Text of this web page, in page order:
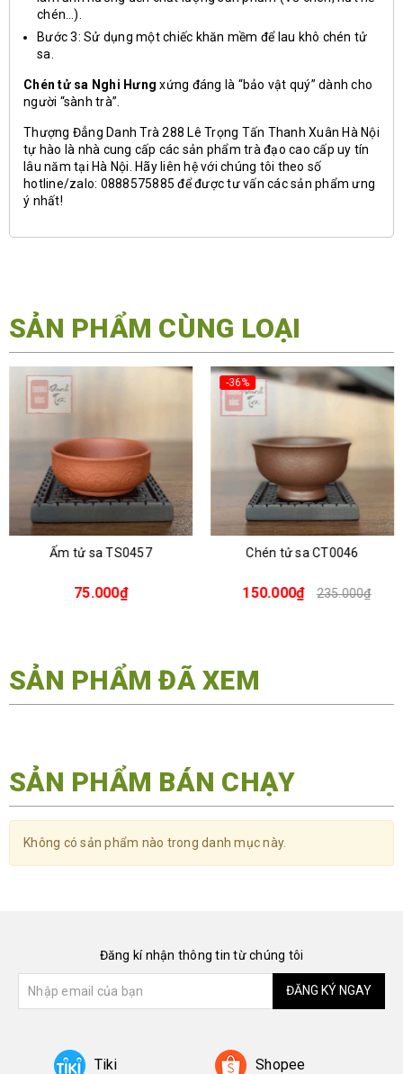
chén…).
Bước 3: Sử dụng một chiếc khăn mềm để lau khô chén tử
sa.
Chén tử sa Nghi Hưngxứng đáng là “bảo vật quý” dành cho
người “sành trà”.
Thượng Đẳng Danh Trà 288 Lê Trọng Tấn Thanh Xuân Hà Nội
tự hào là nhà cung cấp các sản phẩm trà đạo cao cấp uy tín
lâu năm tại Hà Nội. Hãy liên hệ với chúng tôi theo số
hotline/zalo: 0888575885 để được tư vấn các sản phẩm ưng
ý nhất!
SẢN PHẨM CÙNG LOẠI
Ấm tử sa TS0457
75.000₫
-36%
Chén tử sa CT0046
150.000₫ 235.000₫
SẢN PHẨM ĐÃ XEM
SẢN PHẨM BÁN CHẠY
Không có sản phẩm nào trong danh mục này.
Đăng kí nhận thông tin từ chúng tôi
ĐĂNG KÝ NGAY
Tiki Shopee